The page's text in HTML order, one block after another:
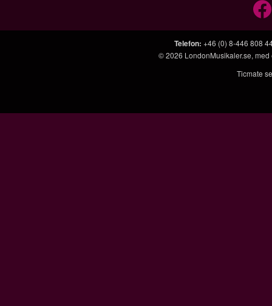
Telefon: +46 (0) 8-446 808
© 2026 LondonMusikaler.se,
Ticmate